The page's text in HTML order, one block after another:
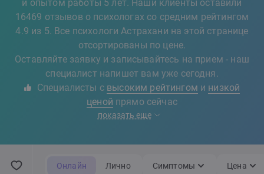
и опытом работы 5 лет. Наши клиенты оставили
16469 отзывов о психологах со средним рейтингом
4.9 из 5. Все психологи Астрахани на этой странице
отсортированы по цене.
Оставляйте заявку и записывайтесь на прием - наш
специалист напишет вам уже сегодня.
Специалисты с высоким рейтингом и низкой
ценой прямо сейчас
показать еще
Онлайн Лично Симптомы Цена